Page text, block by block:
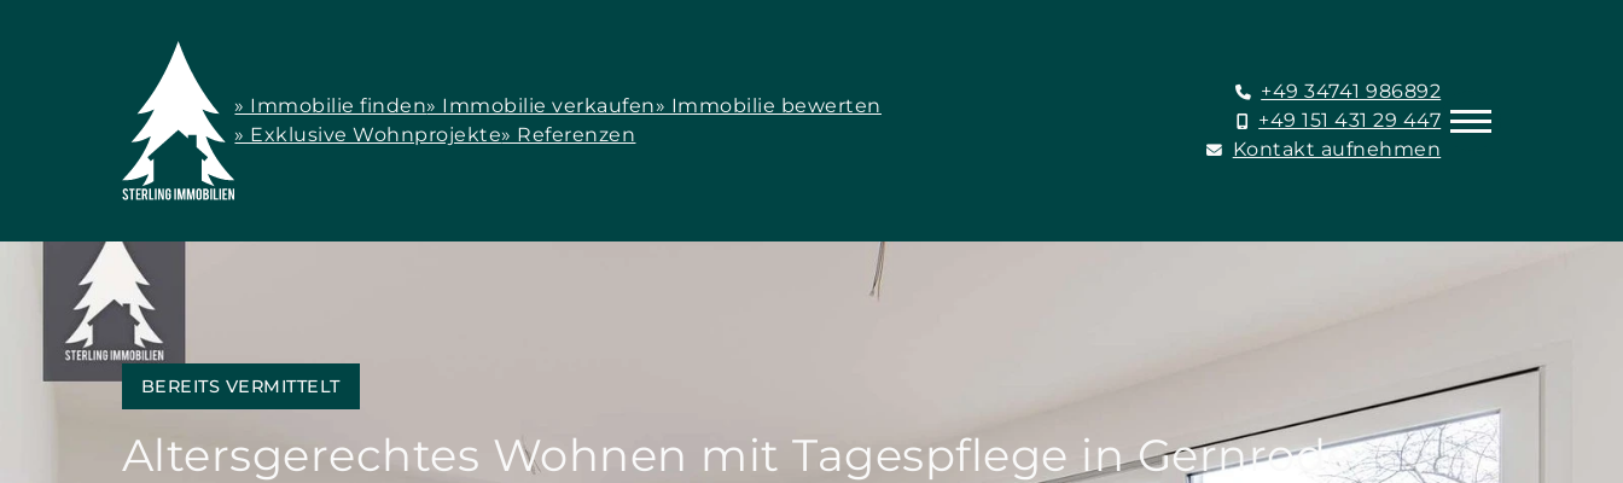
» Immobilie finden» Immobilie verkaufen» Immobilie bewerten
» Exklusive Wohnprojekte» Referenzen
+49 34741 986892
+49 151 431 29 447
Kontakt aufnehmen
BEREITS VERMITTELT
Altersgerechtes Wohnen mit Tagespflege in Gernrode.